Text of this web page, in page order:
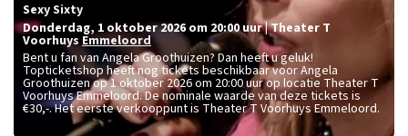
Sexy Sixty
donderdag, 1 oktober 2026 om 20:00uur|Theater T
VoorhuysEmmeloord
Bent u fan van Angela Groothuizen? Dan heeft u geluk!
Topticketshop heeft nog tickets beschikbaar voor Angela
Groothuizen op 1 oktober 2026 om 20:00 uur op locatie Theater T
Voorhuys Emmeloord. De nominale waarde van deze tickets is
€30,-. Het eerste verkooppunt is Theater T Voorhuys Emmeloord.